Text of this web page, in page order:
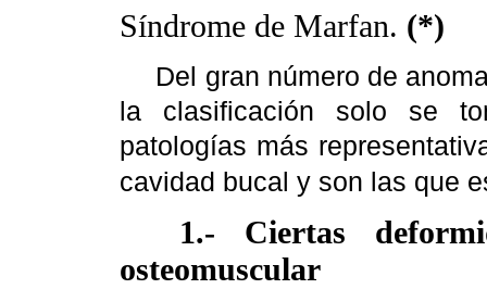
Síndrome de Marfan. (*)
Del gran número de
la clasificación solo se
patologías más
cavidad bucal y son las que
1.- Ciertas
osteomuscular